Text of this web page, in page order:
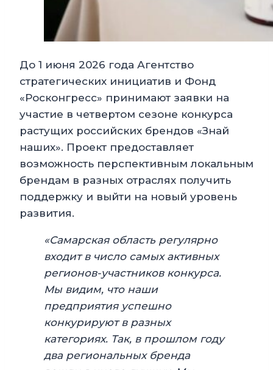
До 1 июня 2026 года Агентство
стратегических инициатив и Фонд
«Росконгресс» принимают заявки на
участие в четвертом сезоне конкурса
растущих российских брендов «Знай
наших». Проект предоставляет
возможность перспективным локальным
брендам в разных отраслях получить
поддержку и выйти на новый уровень
развития.
«Самарская область регулярно
входит в число самых активных
регионов-участников конкурса.
Мы видим, что наши
предприятия успешно
конкурируют в разных
категориях. Так, в прошлом году
два региональных бренда